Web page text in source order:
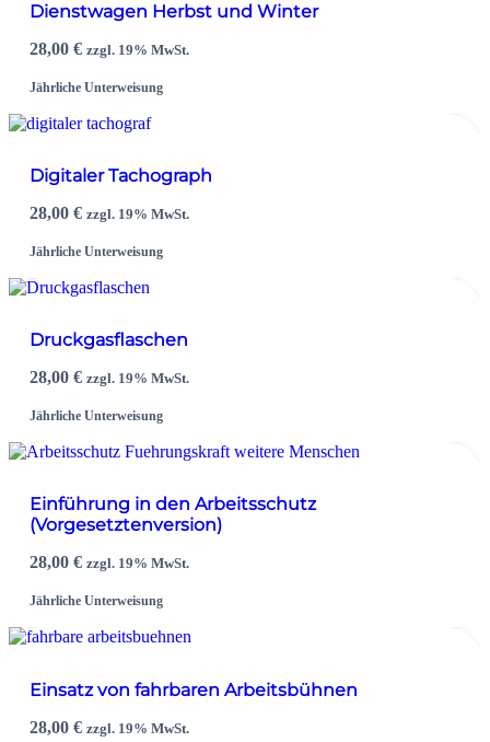
Dienstwagen Herbst und Winter
28,00€ zzgl. 19% MwSt.
Jährliche Unterweisung
Digitaler Tachograph
28,00€ zzgl. 19% MwSt.
Jährliche Unterweisung
Druckgasflaschen
28,00€ zzgl. 19% MwSt.
Jährliche Unterweisung
Einführung in den Arbeitsschutz
(Vorgesetztenversion)
28,00€ zzgl. 19% MwSt.
Jährliche Unterweisung
Einsatz von fahrbaren Arbeitsbühnen
28,00€ zzgl. 19% MwSt.